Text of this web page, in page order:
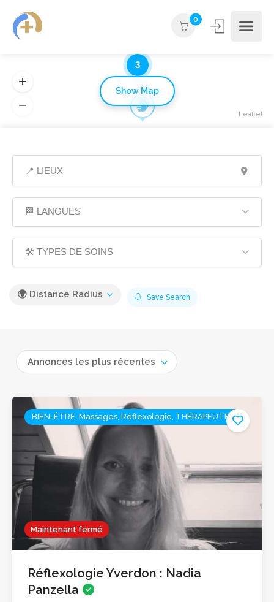
0
🏁 LANGUES
🛠️ TYPES DE SOINS
🌍 Distance Radius Save Search
Annonces les plus récentes
Maintenant fermé
BIEN-ÊTRE, Massages, Réflexologie, THÉRAPEUTES
Réflexologie Yverdon : Nadia
Panzella
3
Leaflet
Show Map